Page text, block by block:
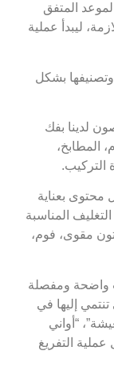
المتفق
ليبدأ عملية
بشكل
لدينا بفك
المطابخ،
التركيب.
بعناية
المناسبة
مقوى، فوم،
واضحة ومفصلة
إليها في
“أواني
التفريغ